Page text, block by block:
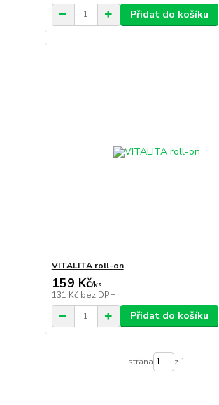
Přidat do košíku
VITALITA roll-on
159 Kč/ks
131 Kč bez DPH
Přidat do košíku
strana z 1